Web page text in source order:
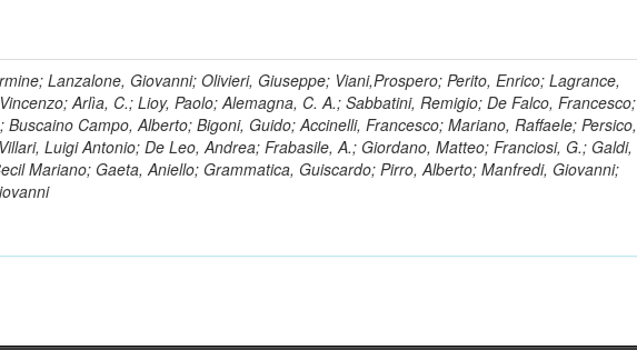
Lanzalone, Giovanni; Olivieri, Giuseppe; Viani,Prospero; Perito, Enrico; Lagrance,
Arlìa, C.; Lioy, Paolo; Alemagna, C. A.; Sabbatini, Remigio; De Falco, Francesco;
Buscaino Campo, Alberto; Bigoni, Guido; Accinelli, Francesco; Mariano, Raffaele; Persico,
Luigi Antonio; De Leo, Andrea; Frabasile, A.; Giordano, Matteo; Franciosi, G.; Galdi,
Mariano; Gaeta, Aniello; Grammatica, Guiscardo; Pirro, Alberto; Manfredi, Giovanni;